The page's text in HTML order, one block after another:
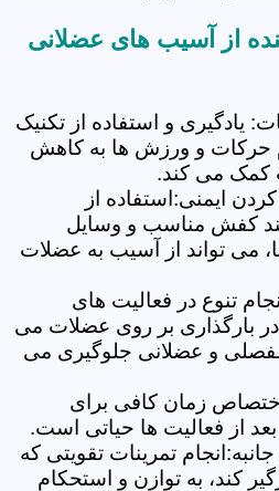
از آسیب های عضلانی
یادگیری و استفاده از تکنیک
حرکات و ورزش ها به کاهش
می کند.
ایمنی:استفاده از
کفش مناسب و وسایل
می تواند از آسیب به عضلات
تنوع در فعالیت های
بارگذاری بر روی عضلات می
و عضلانی جلوگیری می
زمان کافی برای
از فعالیت ها حیاتی است.
تمرینات تقویتی که
کند، به توازن و استحکام